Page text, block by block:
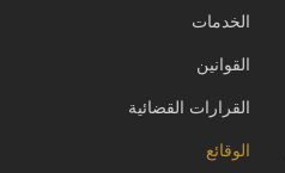
الخدمات
القوانين
القرارات القضائية
الوقائع